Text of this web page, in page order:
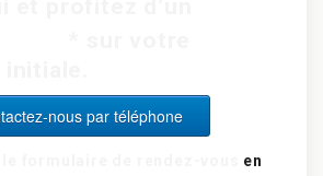
nous par téléphone
en